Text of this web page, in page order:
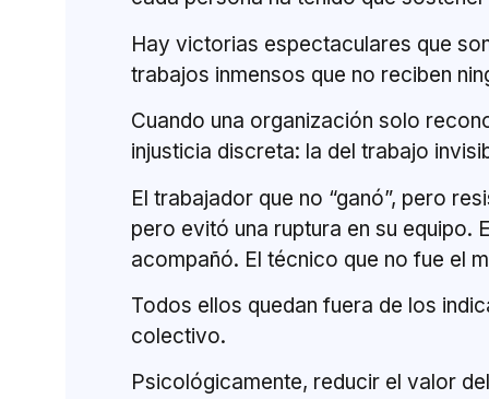
Hay victorias espectaculares que
trabajos inmensos que no reciben
Cuando una organización solo
injusticia discreta: la del trabajo
El trabajador que no “ganó”, pero
pero evitó una ruptura en su equipo.
acompañó. El técnico que no fue el
Todos ellos quedan fuera de los
colectivo.
Psicológicamente, reducir el valor